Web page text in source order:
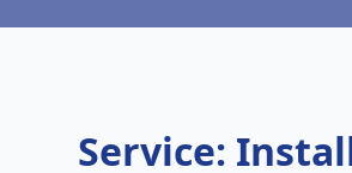
Service: